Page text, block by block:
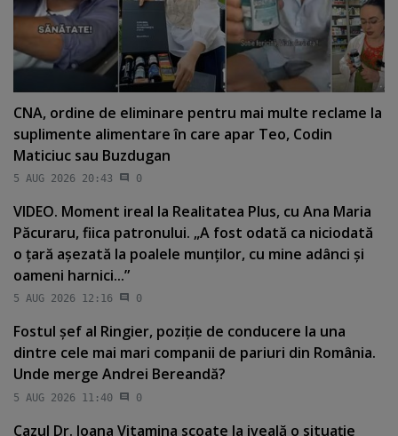
CNA, ordine de eliminare pentru mai multe reclame la
suplimente alimentare în care apar Teo, Codin
Maticiuc sau Buzdugan
5 AUG 2026 20:43 0
VIDEO. Moment ireal la Realitatea Plus, cu Ana Maria
Păcuraru, fiica patronului. „A fost odată ca niciodată
o ţară aşezată la poalele munţilor, cu mine adânci şi
oameni harnici...”
5 AUG 2026 12:16 0
Fostul şef al Ringier, poziţie de conducere la una
dintre cele mai mari companii de pariuri din România.
Unde merge Andrei Bereandă?
5 AUG 2026 11:40 0
Cazul Dr. Ioana Vitamina scoate la iveală o situaţie